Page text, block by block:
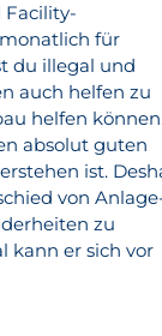
Facility-
für
du illegal und
auch helfen zu
helfen
absolut guten
ist.
von
zu
kann er sich vor